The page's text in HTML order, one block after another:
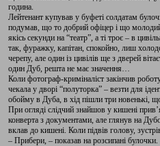
година.
Лейтенант купував у буфеті солдатам
подумав, що то добрий офіцер і що
якісь секунди на “театр”, а ті троє – в
так, фуражку, капітан, спокойно, лиш
черепу, але один із цивілів ще з дверей
один Дуб, решта не має значення…
Коли фотограф-криміналіст закінчив
чекала у дворі “полуторка” – везти для
обойму в Дуба, в хід пішли три новенькі,
При огляді слідчий знайшов у кишені
конверта з документами, але глянув на
вклав до кишені. Коли підвів голову,
– Прибери, – показав на розсипані